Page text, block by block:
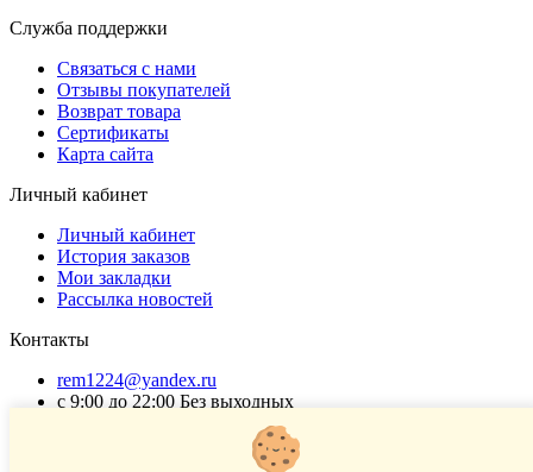
Служба поддержки
Связаться с нами
Отзывы покупателей
Возврат товара
Сертификаты
Карта сайта
Личный кабинет
Личный кабинет
История заказов
Мои закладки
Рассылка новостей
Контакты
rem1224@yandex.ru
с 9:00 до 22:00 Без выходных
Г. Москва ул. Коровинское шоссе 35 стр 2
ОГРНИП 318502900040868